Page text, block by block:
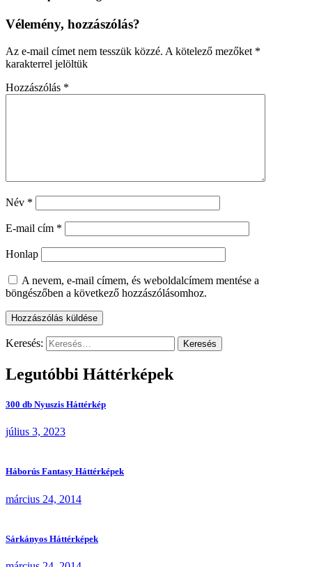
Vélemény, hozzászólás?
Az e-mail címet nem tesszük közzé. A kötelező mezőket *
karakterrel jelöltük
Hozzászólás *
Név *
E-mail cím *
Honlap
A nevem, e-mail címem, és weboldalcímem mentése a
böngészőben a következő hozzászólásomhoz.
Keresés:
Legutóbbi Háttérképek
300 db Nyuszis Háttérkép
július 3, 2023
Háborús Fantasy Háttérképek
március 24, 2014
Sárkányos Háttérképek